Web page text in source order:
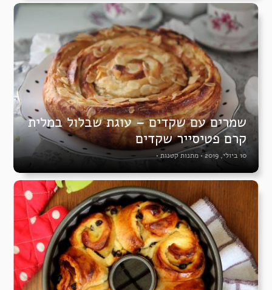
שמרים עם שקדים – עוגת שבלול במלית
קרם פטיסייר שקדים
10 ביולי, 2019 • מתנות קטנות•